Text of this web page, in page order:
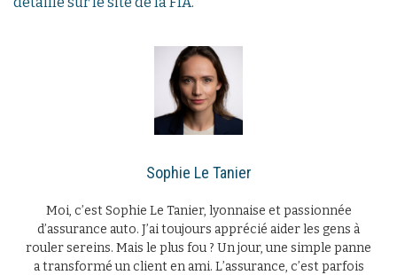
Sophie Le Tanier
Moi, c’est Sophie Le Tanier, lyonnaise et passionnée
d’assurance auto. J’ai toujours apprécié aider les gens à
rouler sereins. Mais le plus fou ? Un jour, une simple panne
a transformé un client en ami. L’assurance, c’est parfois